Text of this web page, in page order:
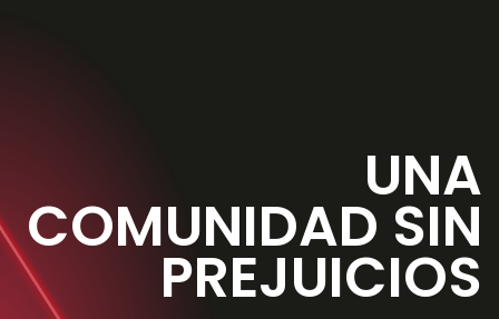
UNA
COMUNIDAD SIN
PREJUICIOS